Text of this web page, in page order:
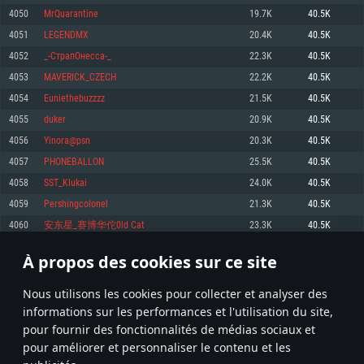
À propos des cookies sur ce site
Nous utilisons les cookies pour collecter et analyser des
informations sur les performances et l'utilisation du site,
pour fournir des fonctionnalités de médias sociaux et
pour améliorer et personnaliser le contenu et les
Mémoire: 4 GB
Carte graphique supportant DirectX 11: AMD Radeon 77XX / NVIDIA
GeForce GTX 660. La résolution minimale supportée par le jeu est de 720p
Connection: Connexion Internet à haut débit
Disque dur: 23.1 Go (client minimal)
Recommandée
1060 et plus, Radeon RX 570 et plus.
Disque dur: 75.9 Go (client complet)
pas supportés)
Mémoire: 6 GB
Carte graphique: Intel Iris Pro 5200 (Mac), ou analogue AMD/Nvidia. La
résolution minimale supportée par le jeu est de 720p.
Connection: Connexion Internet à haut débit
Disque dur: 62,2 Go (client minimal)
Recommandée
OS: Mac OS Big Sur 11.0 ou plus récent
Processeur: Core i7 (Les processeurs Intel Xeon ne sont pas supportés)
Mémoire: 8 GB
Carte graphique: Radeon Vega II ou plus avec support de Metal
Disque dur: 62,2 Go (client complet)
Mémoire: 4 GB
Carte graphique: NVIDIA 660 avec les derniers drivers (moins de 6 mois) /
de même pour AMD (La résolution minimale supportée par le jeu est de
720p)
Connection: Connexion Internet à haut débit
Disque dur: 62,2 Go (client minimal)
Recommandée
OS: Ubuntu 20.04 64bit
Processeur: Intel Core i7
Mémoire: 8 GB
Carte graphique: NVIDIA 1060 avec les derniers drivers (moins de 6 mois) /
6 mois et supportant Vulkan
Connection: Connexion Internet à haut débit
Disque dur: 60,2 Go (client complet)
4050 MrQuarantine 19.7K 40.5K
4051 LEGENDMX 20.4K 40.5K
4052 _-СтрапOнесса-_ 22.3K 40.5K
4053 MAVERICK_CZECH 22.2K 40.5K
4054 Euniethebuzzzz 21.5K 40.5K
4055 duker 20.9K 40.5K
4056 Yinora@psn 20.3K 40.5K
4057 PHONEBALLON 25.5K 40.5K
4058 SST_Klukai 24.0K 40.5K
4059 Pershingcolonel 21.3K 40.5K
4060 安东星_赛博华佗0ld Cat 23.3K 40.5K
* Classement mis à jour quotidiennement
202 203 204 303